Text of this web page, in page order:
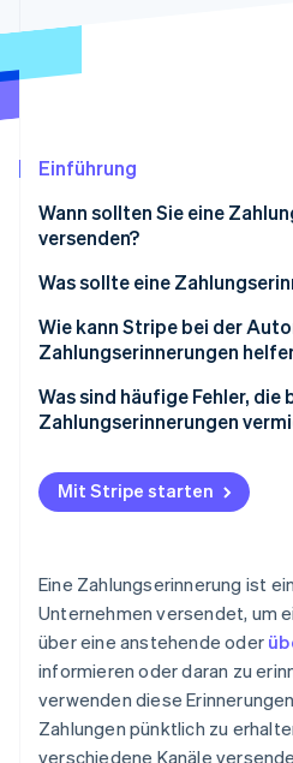
Identity
Online-Identitätsprüfung
Stripe-Sessions
Erfahren Sie, wie
Jetzt ansehen
Einführung
Wann sollten Sie eine
versenden?
Was sollte eine
Vollständige Beispiel-E-Mail
Wie kann Stripe bei der
Zahlungserinnerungen
Was sind häufige Fehler, die
Zahlungserinnerungen
Mit Stripe starten
Eine Zahlungserinnerung ist
Unternehmen versendet, um
über eine anstehende oder
informieren oder daran zu
verwenden diese
Zahlungen pünktlich zu
verschiedene Kanäle